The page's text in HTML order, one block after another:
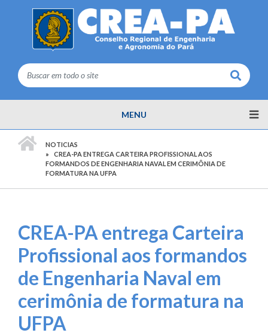
Buscar
MENU
NOTICIAS
CREA-PA ENTREGA CARTEIRA PROFISSIONAL AOS
FORMANDOS DE ENGENHARIA NAVAL EM CERIMÔNIA DE
FORMATURA NA UFPA
CREA-PA entrega Carteira
Profissional aos formandos
de Engenharia Naval em
cerimônia de formatura na
UFPA